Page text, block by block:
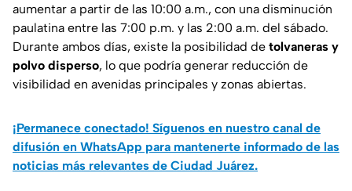
aumentar a partir de las 10:00 a.m., con una disminución
paulatina entre las 7:00 p.m. y las 2:00 a.m. del sábado.
Durante ambos días, existe la posibilidad de tolvaneras y
polvo disperso, lo que podría generar reducción de
visibilidad en avenidas principales y zonas abiertas.
¡Permanece conectado! Síguenos en nuestro canal de
difusión en WhatsApp para mantenerte informado de las
noticias más relevantes de Ciudad Juárez.